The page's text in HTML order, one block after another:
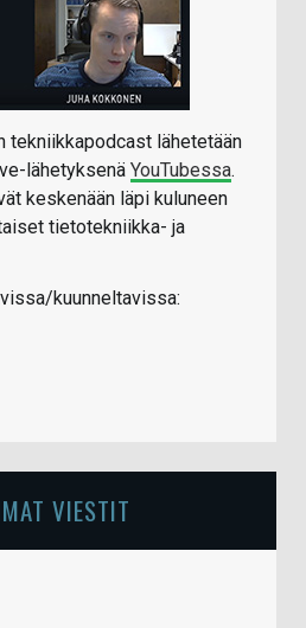
tekniikkapodcast lähetetään
lähetyksenä YouTubessa.
keskenään läpi kuluneen
tietotekniikka- ja
kuunneltavissa:
VIESTIT